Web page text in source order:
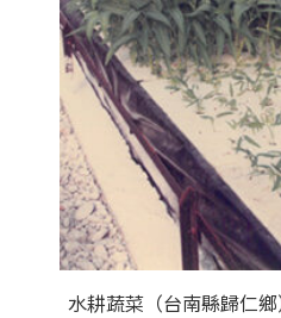
水耕蔬菜（台南縣歸仁